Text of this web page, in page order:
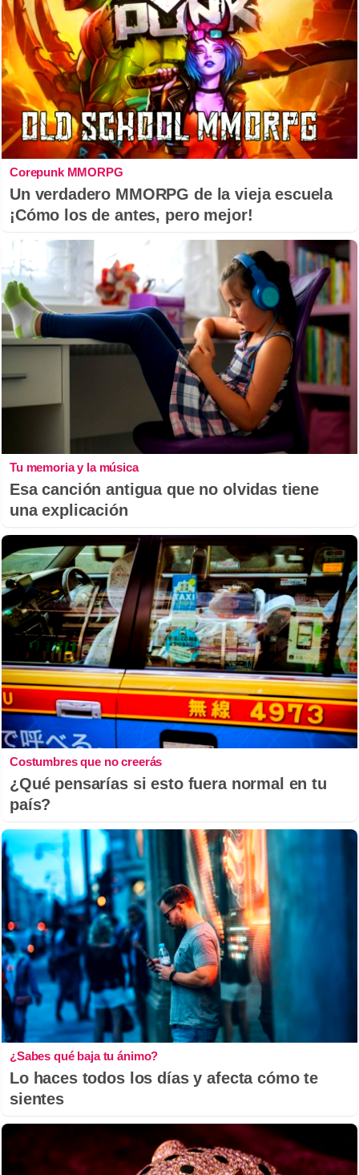
Corepunk MMORPG
Un verdadero MMORPG de la vieja escuela
¡Cómo los de antes, pero mejor!
Tu memoria y la música
Esa canción antigua que no olvidas tiene
una explicación
Costumbres que no creerás
¿Qué pensarías si esto fuera normal en tu
país?
¿Sabes qué baja tu ánimo?
Lo haces todos los días y afecta cómo te
sientes